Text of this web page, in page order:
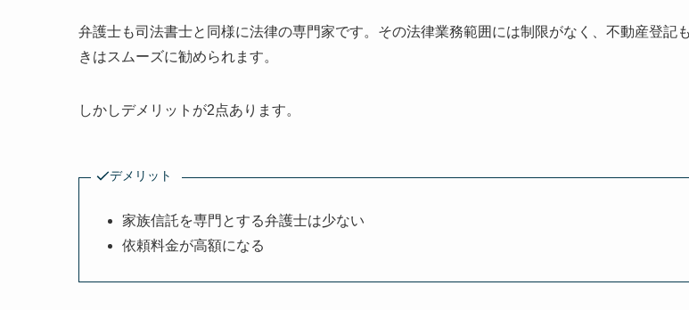
弁護士も司法書士と同様に法律の専門家です。その法律業務範囲には制限がなく、不動産登記
きはスムーズに勧められます。
しかしデメリットが2点あります。
デメリット
家族信託を専門とする弁護士は少ない
依頼料金が高額になる